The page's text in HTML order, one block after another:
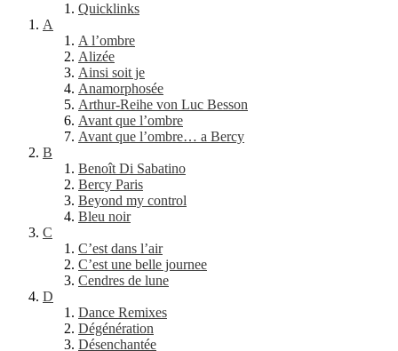
Quicklinks
A
A l’ombre
Alizée
Ainsi soit je
Anamorphosée
Arthur-Reihe von Luc Besson
Avant que l’ombre
Avant que l’ombre… a Bercy
B
Benoît Di Sabatino
Bercy Paris
Beyond my control
Bleu noir
C
C’est dans l’air
C’est une belle journee
Cendres de lune
D
Dance Remixes
Dégénération
Désenchantée